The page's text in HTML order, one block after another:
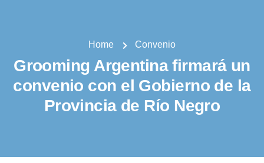
Home Convenio
Grooming Argentina firmará un
convenio con el Gobierno de la
Provincia de Río Negro